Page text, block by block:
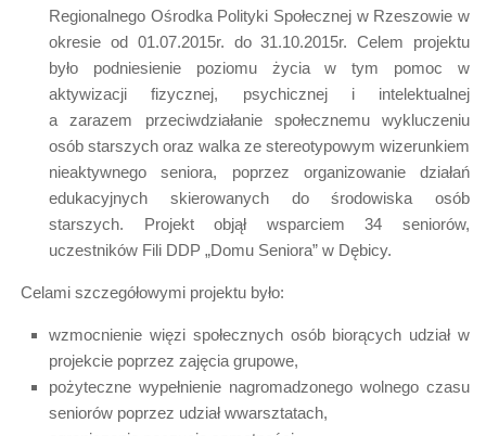
Regionalnego Ośrodka Polityki Społecznej w Rzeszowie w
okresie od 01.07.2015r. do 31.10.2015r. Celem projektu
było podniesienie poziomu życia w tym pomoc w
aktywizacji fizycznej, psychicznej i intelektualnej
a zarazem przeciwdziałanie społecznemu wykluczeniu
osób starszych oraz walka ze stereotypowym wizerunkiem
nieaktywnego seniora, poprzez organizowanie działań
edukacyjnych skierowanych do środowiska osób
starszych. Projekt objął wsparciem 34 seniorów,
uczestników Fili DDP „Domu Seniora” w Dębicy.
Celami szczegółowymi projektu było:
wzmocnienie więzi społecznych osób biorących udział w
projekcie poprzez zajęcia grupowe,
pożyteczne wypełnienie nagromadzonego wolnego czasu
seniorów poprzez udział wwarsztatach,